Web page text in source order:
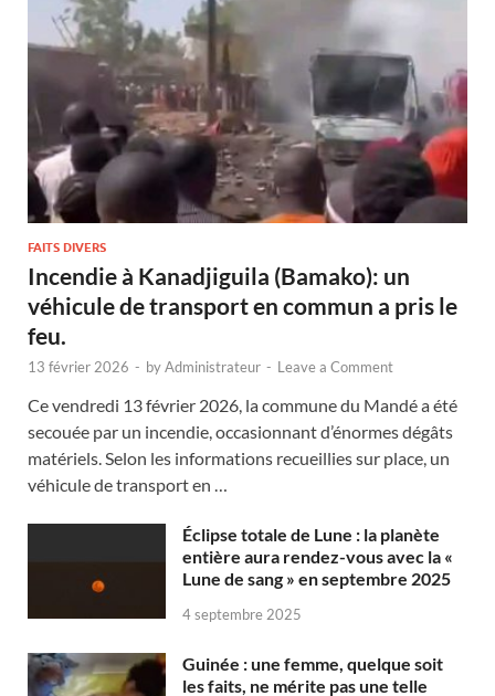
FAITS DIVERS
Incendie à Kanadjiguila (Bamako): un
véhicule de transport en commun a pris le
feu.
13 février 2026 - byAdministrateur - Leave a Comment
Ce vendredi 13 février 2026, la commune du Mandé a été
secouée par un incendie, occasionnant d’énormes dégâts
matériels. Selon les informations recueillies sur place, un
véhicule de transport en …
Éclipse totale de Lune : la planète
entière aura rendez-vous avec la «
Lune de sang » en septembre 2025
4 septembre 2025
Guinée : une femme, quelque soit
les faits, ne mérite pas une telle